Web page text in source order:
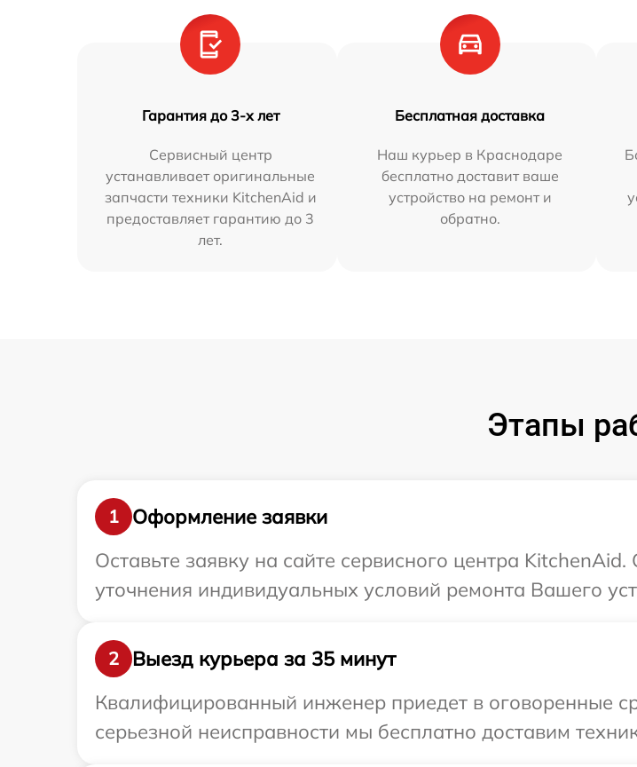
Гарантия до 3-х лет
Сервисный центр
устанавливает оригинальные
запчасти техники KitchenAid и
предоставляет гарантию до 3
лет.
Бесплатная доставка
Наш курьер в Краснодаре
бесплатно доставит ваше
устройство на ремонт и
обратно.
Этапы
1
Оформление заявки
Оставьте заявку на сайте сервисного центра
уточнения индивидуальных условий ремонта Вашего
2
Выезд курьера за 35 минут
Квалифицированный инженер приедет в оговоренные
серьезной неисправности мы бесплатно доставим